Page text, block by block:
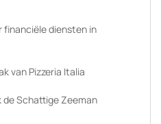
diensten in
van Pizzeria Italia
Schattige Zeeman